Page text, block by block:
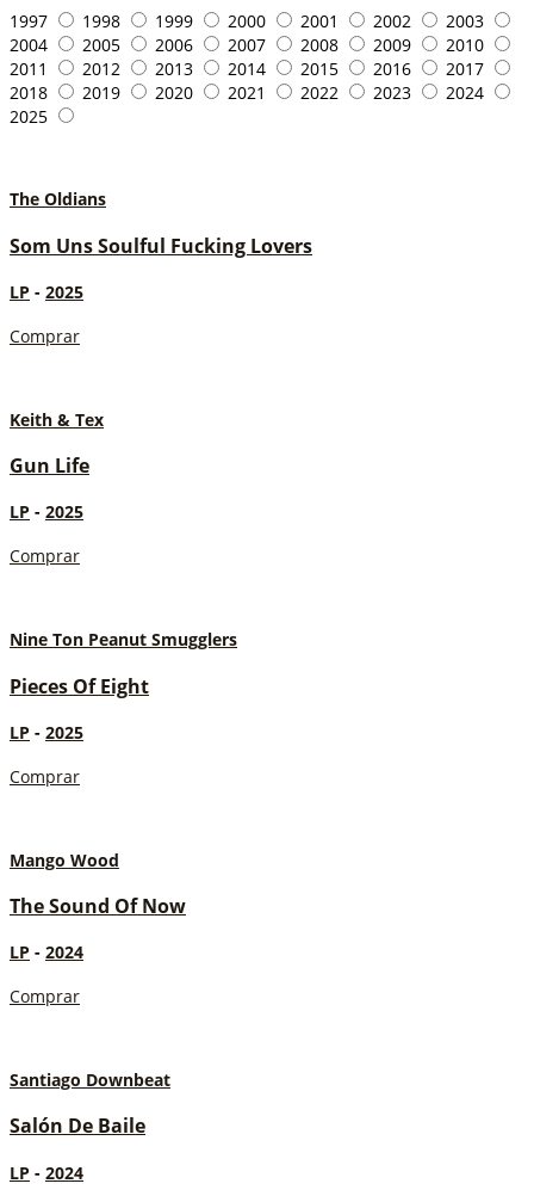
1997 1998 1999 2000 2001 2002
2003
2004
2005 2006 2007 2008 2009
2010
2011
2012 2013 2014 2015 2016
2017
2018
2019 2020 2021 2022 2023
2024
2025
The Oldians
Som Uns Soulful Fucking Lovers
LP - 2025
Comprar
Keith & Tex
Gun Life
LP - 2025
Comprar
Nine Ton Peanut Smugglers
Pieces Of Eight
LP - 2025
Comprar
Mango Wood
The Sound Of Now
LP - 2024
Comprar
Santiago Downbeat
Salón De Baile
LP - 2024